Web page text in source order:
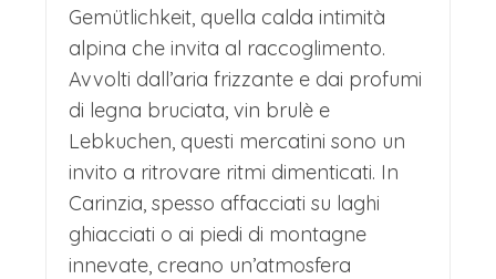
Gemütlichkeit, quella calda intimità
alpina che invita al raccoglimento.
Avvolti dall’aria frizzante e dai profumi
di legna bruciata, vin brulè e
Lebkuchen, questi mercatini sono un
invito a ritrovare ritmi dimenticati. In
Carinzia, spesso affacciati su laghi
ghiacciati o ai piedi di montagne
innevate, creano un’atmosfera